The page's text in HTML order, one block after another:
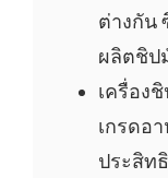
ต่างกัน
ผลิตชิป
เครื่อง
เกรดอ
ประสิท